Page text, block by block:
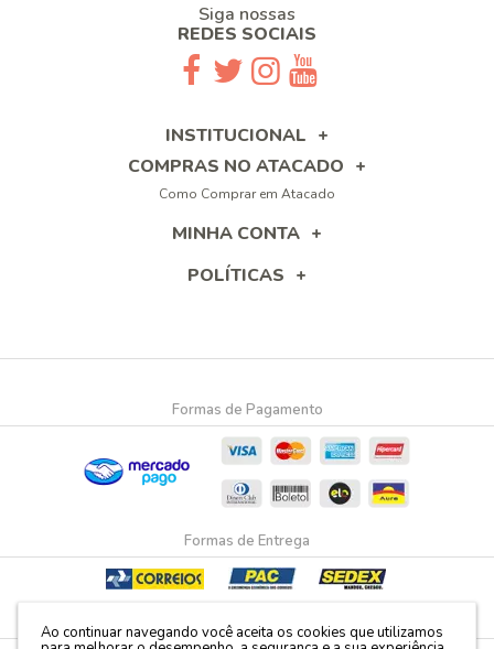
Ao continuar navegando você aceita os cookies que utilizamos
Siga nossas
REDES SOCIAIS
INSTITUCIONAL
COMPRAS NO ATACADO
Como Comprar em Atacado
MINHA CONTA
POLÍTICAS
Formas de Pagamento
Formas de Entrega
Segurança e Certificação